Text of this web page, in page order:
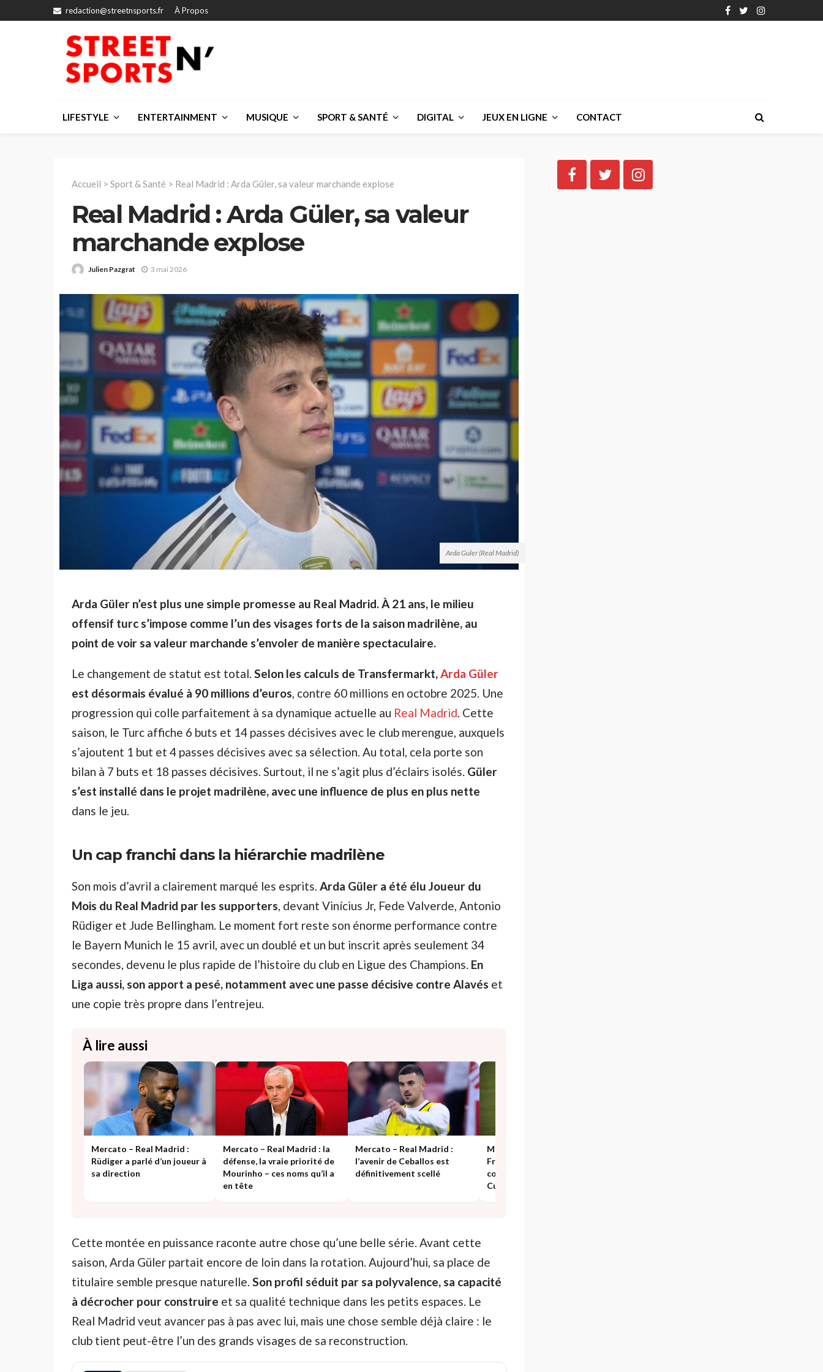
redaction@streetnsports.fr À Propos
LIFESTYLE ENTERTAINMENT MUSIQUE SPORT & SANTÉ DIGITAL JEUX EN LIGNE CONTACT
Accueil > Sport & Santé > Real Madrid : Arda Güler, sa valeur marchande explose
Real Madrid : Arda Güler, sa valeur
marchande explose
Julien Pazgrat 3 mai 2026
Arda Guler (Real Madrid)
Arda Güler n’est plus une simple promesse au Real Madrid. À 21 ans, le milieu
offensif turc s’impose comme l’un des visages forts de la saison madrilène, au
point de voir sa valeur marchande s’envoler de manière spectaculaire.
Le changement de statut est total. Selon les calculs de Transfermarkt,Arda Güler
est désormais évalué à 90 millions d’euros, contre 60 millions en octobre 2025. Une
progression qui colle parfaitement à sa dynamique actuelle au Real Madrid. Cette
saison, le Turc affiche 6 buts et 14 passes décisives avec le club merengue, auxquels
s’ajoutent 1 but et 4 passes décisives avec sa sélection. Au total, cela porte son
bilan à 7 buts et 18 passes décisives. Surtout, il ne s’agit plus d’éclairs isolés. Güler
s’est installé dans le projet madrilène, avec une influence de plus en plus nette
dans le jeu.
Un cap franchi dans la hiérarchie madrilène
Son mois d’avril a clairement marqué les esprits. Arda Güler a été élu Joueur du
Mois du Real Madrid par les supporters, devant Vinícius Jr, Fede Valverde, Antonio
Rüdiger et Jude Bellingham. Le moment fort reste son énorme performance contre
le Bayern Munich le 15 avril, avec un doublé et un but inscrit après seulement 34
secondes, devenu le plus rapide de l’histoire du club en Ligue des Champions. En
Liga aussi, son apport a pesé, notamment avec une passe décisive contre Alavés et
une copie très propre dans l’entrejeu.
À lire aussi
Mercato – Real Madrid :
Rüdiger a parlé d’un joueur à
sa direction
Mercato – Real Madrid : la
défense, la vraie priorité de
Mourinho – ces noms qu’il a
en tête
Mercato – Real Madrid :
l’avenir de Ceballos est
définitivement scellé
Mercato – Real Madrid :
Fran Garcia, victime
collatérale de l’arrivée de
Cucurella
Cette montée en puissance raconte autre chose qu’une belle série. Avant cette
saison, Arda Güler partait encore de loin dans la rotation. Aujourd’hui, sa place de
titulaire semble presque naturelle. Son profil séduit par sa polyvalence, sa capacité
à décrocher pour construire et sa qualité technique dans les petits espaces. Le
Real Madrid veut avancer pas à pas avec lui, mais une chose semble déjà claire : le
club tient peut-être l’un des grands visages de sa reconstruction.